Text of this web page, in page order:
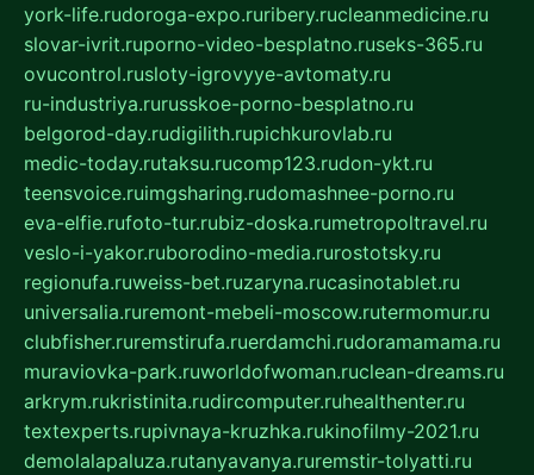
york-life.rudoroga-expo.ruribery.rucleanmedicine.ru
slovar-ivrit.ruporno-video-besplatno.ruseks-365.ru
ovucontrol.rusloty-igrovyye-avtomaty.ru
ru-industriya.rurusskoe-porno-besplatno.ru
belgorod-day.rudigilith.rupichkurovlab.ru
medic-today.rutaksu.rucomp123.rudon-ykt.ru
teensvoice.ruimgsharing.rudomashnee-porno.ru
eva-elfie.rufoto-tur.rubiz-doska.rumetropoltravel.ru
veslo-i-yakor.ruborodino-media.rurostotsky.ru
regionufa.ruweiss-bet.ruzaryna.rucasinotablet.ru
universalia.ruremont-mebeli-moscow.rutermomur.ru
clubfisher.ruremstirufa.ruerdamchi.rudoramamama.ru
muraviovka-park.ruworldofwoman.ruclean-dreams.ru
arkrym.rukristinita.rudircomputer.ruhealthenter.ru
textexperts.rupivnaya-kruzhka.rukinofilmy-2021.ru
demolalapaluza.rutanyavanya.ruremstir-tolyatti.ru